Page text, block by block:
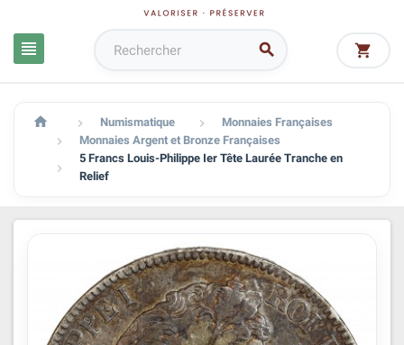
  
  Numismatique  Monnaies Françaises
 Monnaies Argent et Bronze Françaises

5 Francs Louis-Philippe Ier Tête Laurée Tranche en
Relief